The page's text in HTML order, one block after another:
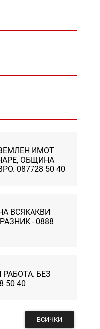
ИМОТ
ОБЩИНА
087728 50 40
ВСЯКАКВИ
- 0888
БЕЗ
50 40
ВСИЧКИ